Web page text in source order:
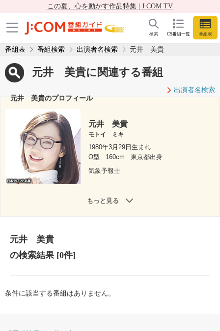
この夏、心を動かす作品特集 | J:COM TV
CS番組一覧 番組表
検索
番組表 番組検索 出演者名検索 元井 美貴
元井 美貴に関連する番組
出演者名検索
元井 美貴のプロフィール
元井 美貴
モトイ ミキ
1980年3月29日生まれ
O型
160cm
東京都出身
気象予報士
もっと見る
元井 美貴
の検索結果[0件]
条件に該当する番組はありません。